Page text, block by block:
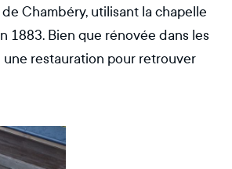
Chambéry, utilisant la chapelle
1883. Bien que rénovée dans les
une restauration pour retrouver